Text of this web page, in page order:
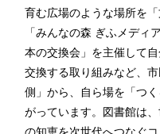
育む広場のような場所を
「みんなの森 ぎふメディ
本の交換会」を主催して
交換する取り組みなど、
側」から、自ら場を「つ
がっています。図書館は